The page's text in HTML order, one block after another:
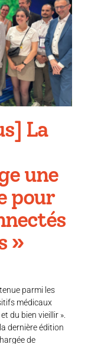
La
une
pour
»
parmi les
médicaux
du bien vieillir ».
dernière édition
de